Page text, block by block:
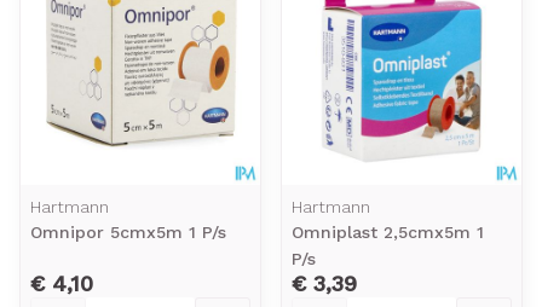
Hartmann
Omnipor 5cmx5m 1 P/s
€ 4,10
Hartmann
Omniplast 2,5cmx5m 1
P/s
€ 3,39